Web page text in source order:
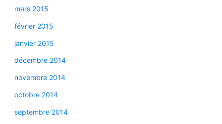
mars 2015
février 2015
janvier 2015
décembre 2014
novembre 2014
octobre 2014
septembre 2014